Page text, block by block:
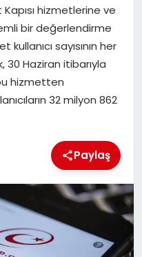
hizmetlerine ve
bir değerlendirme
sayısının her
30 Haziran itibarıyla
hizmetten
32 milyon 862
Paylaş